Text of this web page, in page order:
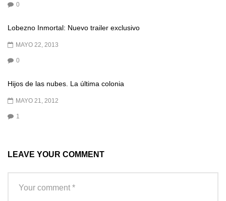
0
Lobezno Inmortal: Nuevo trailer exclusivo
MAYO 22, 2013
0
Hijos de las nubes. La última colonia
MAYO 21, 2012
1
LEAVE YOUR COMMENT